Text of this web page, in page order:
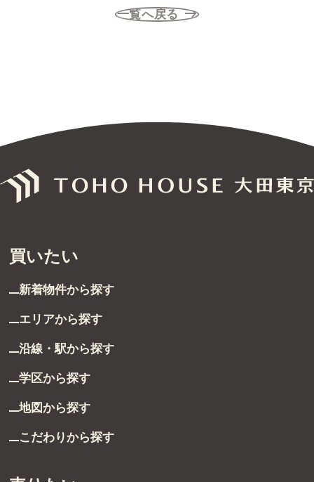
一覧へ戻る
買いたい
新着物件から探す
エリアから探す
沿線・駅から探す
学区から探す
地図から探す
こだわりから探す
売りたい
不動産売却について
会社紹介
東宝ハウス大田東京に